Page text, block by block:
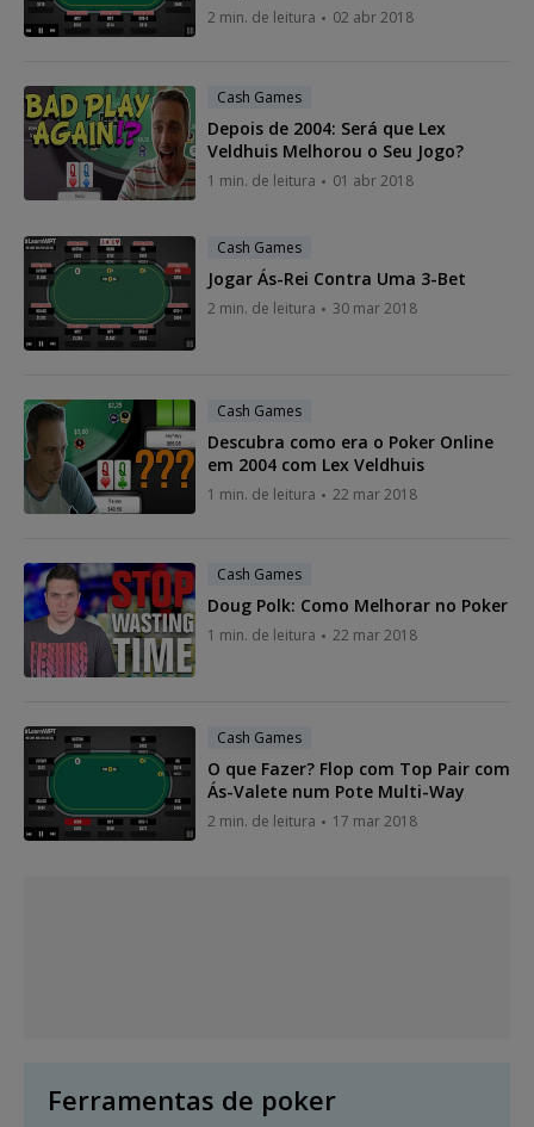
2 min. de leitura 02 abr 2018
Cash Games
Depois de 2004: Será que Lex
Veldhuis Melhorou o Seu Jogo?
1 min. de leitura 01 abr 2018
Cash Games
Jogar Ás-Rei Contra Uma 3-Bet
2 min. de leitura 30 mar 2018
Cash Games
Descubra como era o Poker Online
em 2004 com Lex Veldhuis
1 min. de leitura 22 mar 2018
Cash Games
Doug Polk: Como Melhorar no Poker
1 min. de leitura 22 mar 2018
Cash Games
O que Fazer? Flop com Top Pair com
Ás-Valete num Pote Multi-Way
2 min. de leitura 17 mar 2018
Ferramentas de poker